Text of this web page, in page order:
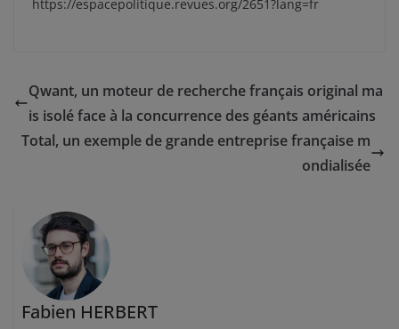
https://espacepolitique.revues.org/2651?lang=fr
Qwant, un moteur de recherche français original ma
is isolé face à la concurrence des géants américains
Total, un exemple de grande entreprise française m
ondialisée
Fabien HERBERT